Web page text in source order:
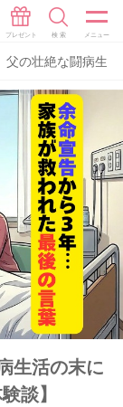
父の壮絶な闘病生
生活の末に
談】